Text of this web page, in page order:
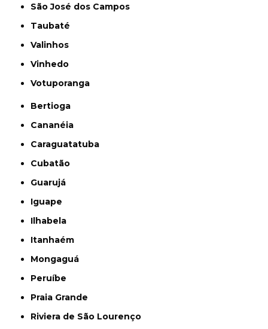
São José dos Campos
Taubaté
Valinhos
Vinhedo
Votuporanga
Bertioga
Cananéia
Caraguatatuba
Cubatão
Guarujá
Iguape
Ilhabela
Itanhaém
Mongaguá
Peruíbe
Praia Grande
Riviera de São Lourenço